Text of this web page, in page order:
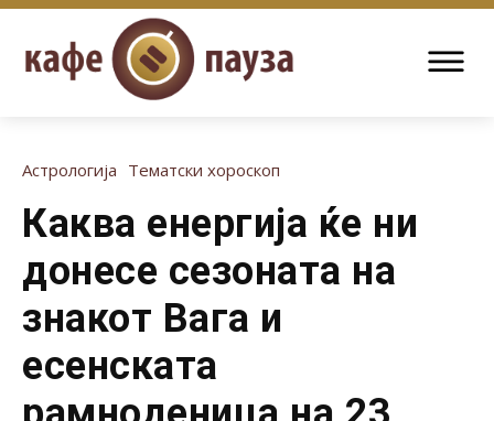
Астрологија Тематски хороскоп
Каква енергија ќе ни
донесе сезоната на
знакот Вага и
есенската